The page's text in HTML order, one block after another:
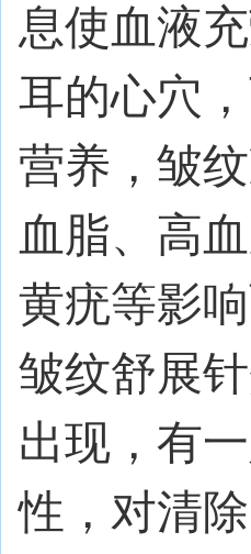
息使血液
耳的心穴
营养，皱
血脂、高
黄疣等影
皱纹舒展
出现，有
性，对清